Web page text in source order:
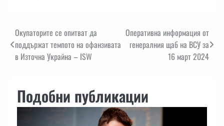
Навигация
Окупаторите се опитват да
поддържат темпото на офанзивата
в Източна Украйна – ISW
Оперативна информация от
генералния щаб на ВСУ за
16 март 2024
Подобни публикации